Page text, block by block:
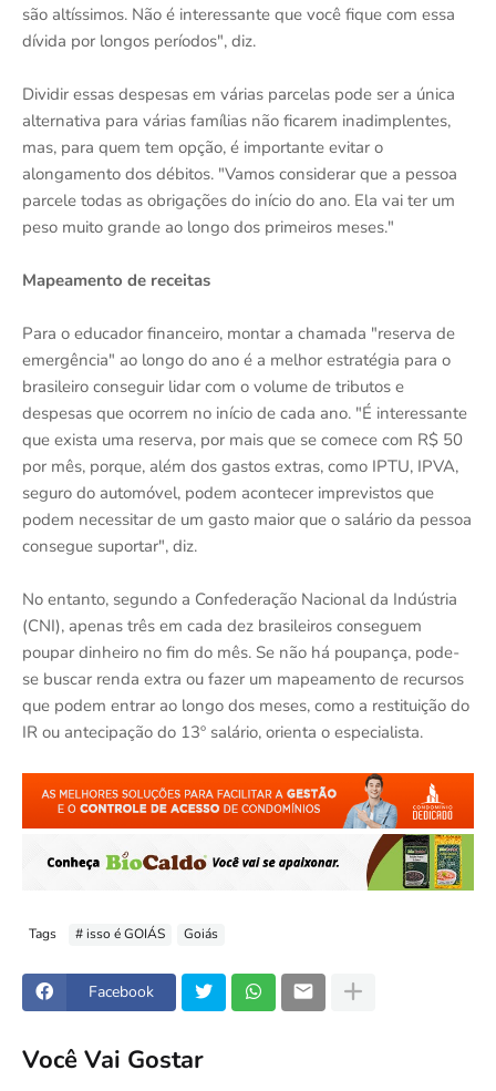
são altíssimos. Não é interessante que você fique com essa
dívida por longos períodos", diz.
Dividir essas despesas em várias parcelas pode ser a única
alternativa para várias famílias não ficarem inadimplentes,
mas, para quem tem opção, é importante evitar o
alongamento dos débitos. "Vamos considerar que a pessoa
parcele todas as obrigações do início do ano. Ela vai ter um
peso muito grande ao longo dos primeiros meses."
Mapeamento de receitas
Para o educador financeiro, montar a chamada "reserva de
emergência" ao longo do ano é a melhor estratégia para o
brasileiro conseguir lidar com o volume de tributos e
despesas que ocorrem no início de cada ano. "É interessante
que exista uma reserva, por mais que se comece com R$ 50
por mês, porque, além dos gastos extras, como IPTU, IPVA,
seguro do automóvel, podem acontecer imprevistos que
podem necessitar de um gasto maior que o salário da pessoa
consegue suportar", diz.
No entanto, segundo a Confederação Nacional da Indústria
(CNI), apenas três em cada dez brasileiros conseguem
poupar dinheiro no fim do mês. Se não há poupança, pode-
se buscar renda extra ou fazer um mapeamento de recursos
que podem entrar ao longo dos meses, como a restituição do
IR ou antecipação do 13º salário, orienta o especialista.
Tags # isso é GOIÁS Goiás
Facebook
Você Vai Gostar